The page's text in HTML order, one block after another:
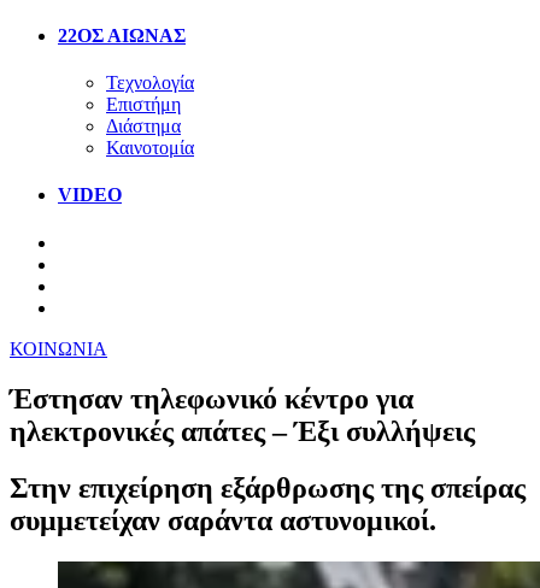
22ΟΣ ΑΙΩΝΑΣ
Τεχνολογία
Επιστήμη
Διάστημα
Καινοτομία
VIDEO
ΚΟΙΝΩΝΙΑ
Έστησαν τηλεφωνικό κέντρο για
ηλεκτρονικές απάτες – Έξι συλλήψεις
Στην επιχείρηση εξάρθρωσης της σπείρας
συμμετείχαν σαράντα αστυνομικοί.